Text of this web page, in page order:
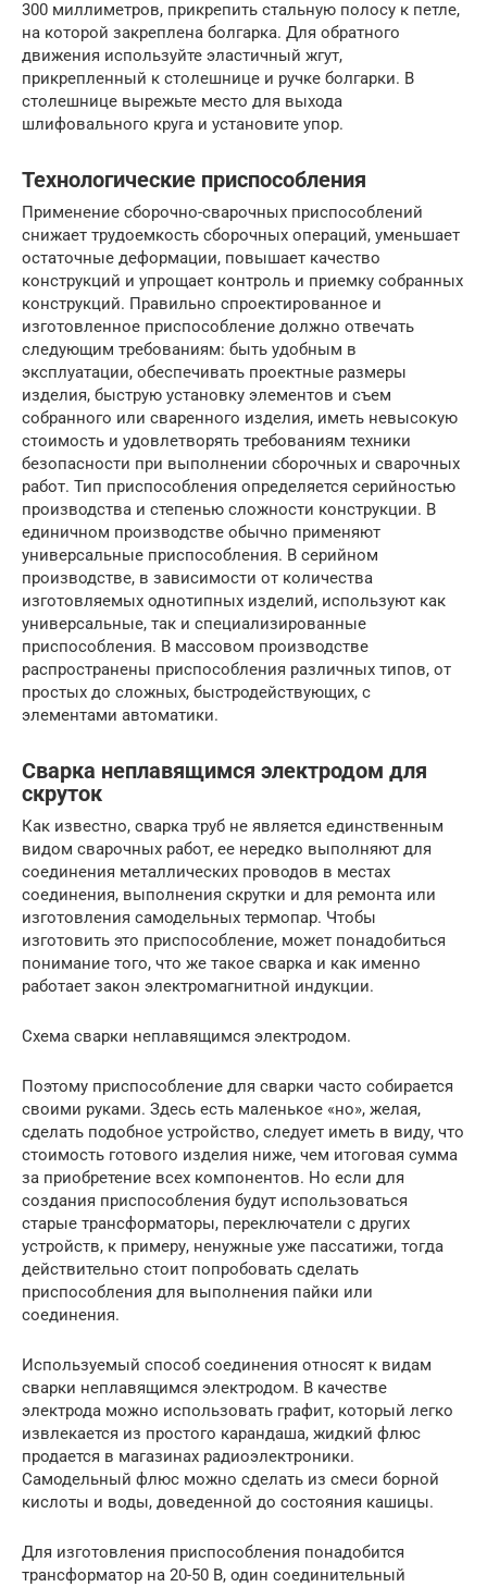
300 миллиметров, прикрепить стальную полосу к петле,
на которой закреплена болгарка. Для обратного
движения используйте эластичный жгут,
прикрепленный к столешнице и ручке болгарки. В
столешнице вырежьте место для выхода
шлифовального круга и установите упор.
Технологические приспособления
Применение сборочно-сварочных приспособлений
снижает трудоемкость сборочных операций, уменьшает
остаточные деформации, повышает качество
конструкций и упрощает контроль и приемку собранных
конструкций. Правильно спроектированное и
изготовленное приспособление должно отвечать
следующим требованиям: быть удобным в
эксплуатации, обеспечивать проектные размеры
изделия, быструю установку элементов и съем
собранного или сваренного изделия, иметь невысокую
стоимость и удовлетворять требованиям техники
безопасности при выполнении сборочных и сварочных
работ. Тип приспособления определяется серийностью
производства и степенью сложности конструкции. В
единичном производстве обычно применяют
универсальные приспособления. В серийном
производстве, в зависимости от количества
изготовляемых однотипных изделий, используют как
универсальные, так и специализированные
приспособления. В массовом производстве
распространены приспособления различных типов, от
простых до сложных, быстродействующих, с
элементами автоматики.
Сварка неплавящимся электродом для
скруток
Как известно, сварка труб не является единственным
видом сварочных работ, ее нередко выполняют для
соединения металлических проводов в местах
соединения, выполнения скрутки и для ремонта или
изготовления самодельных термопар. Чтобы
изготовить это приспособление, может понадобиться
понимание того, что же такое сварка и как именно
работает закон электромагнитной индукции.
Схема сварки неплавящимся электродом.
Поэтому приспособление для сварки часто собирается
своими руками. Здесь есть маленькое «но», желая,
сделать подобное устройство, следует иметь в виду, что
стоимость готового изделия ниже, чем итоговая сумма
за приобретение всех компонентов. Но если для
создания приспособления будут использоваться
старые трансформаторы, переключатели с других
устройств, к примеру, ненужные уже пассатижи, тогда
действительно стоит попробовать сделать
приспособления для выполнения пайки или
соединения.
Используемый способ соединения относят к видам
сварки неплавящимся электродом. В качестве
электрода можно использовать графит, который легко
извлекается из простого карандаша, жидкий флюс
продается в магазинах радиоэлектроники.
Самодельный флюс можно сделать из смеси борной
кислоты и воды, доведенной до состояния кашицы.
Для изготовления приспособления понадобится
трансформатор на 20-50 В, один соединительный